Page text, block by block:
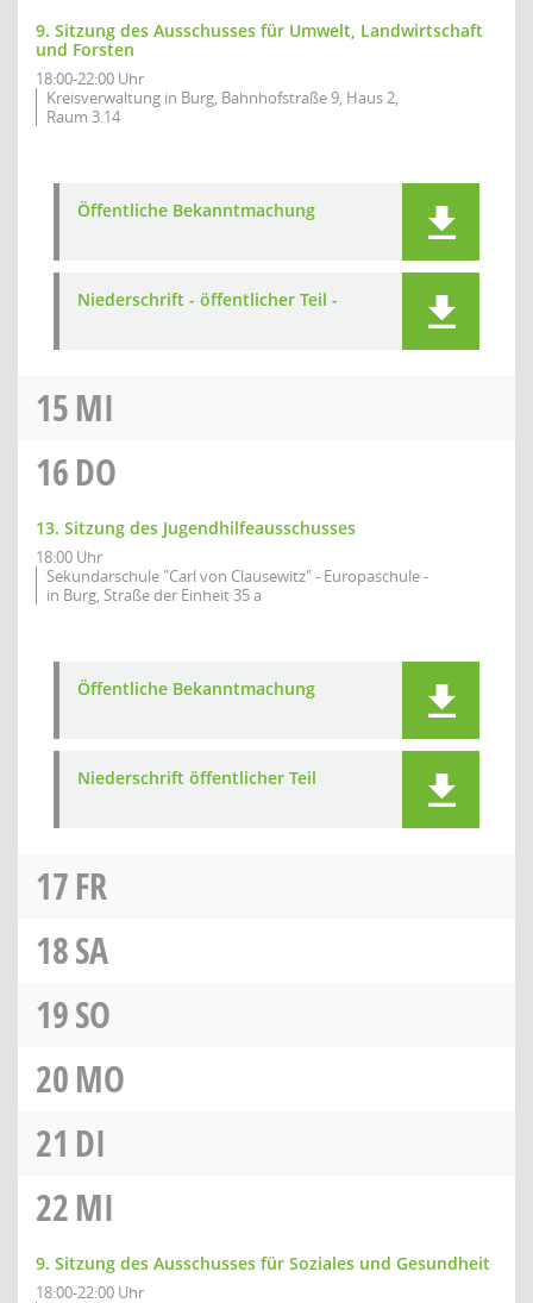
9. Sitzung des Ausschusses für Umwelt, Landwirtschaft
und Forsten
18:00-22:00 Uhr
Kreisverwaltung in Burg, Bahnhofstraße 9, Haus 2,
Raum 3.14
Öffentliche Bekanntmachung
Niederschrift - öffentlicher Teil -
15MI
16DO
13. Sitzung des Jugendhilfeausschusses
18:00 Uhr
Sekundarschule "Carl von Clausewitz" - Europaschule -
in Burg, Straße der Einheit 35 a
Öffentliche Bekanntmachung
Niederschrift öffentlicher Teil
17FR
18SA
19SO
20MO
21 DI
22MI
9. Sitzung des Ausschusses für Soziales und Gesundheit
18:00-22:00 Uhr